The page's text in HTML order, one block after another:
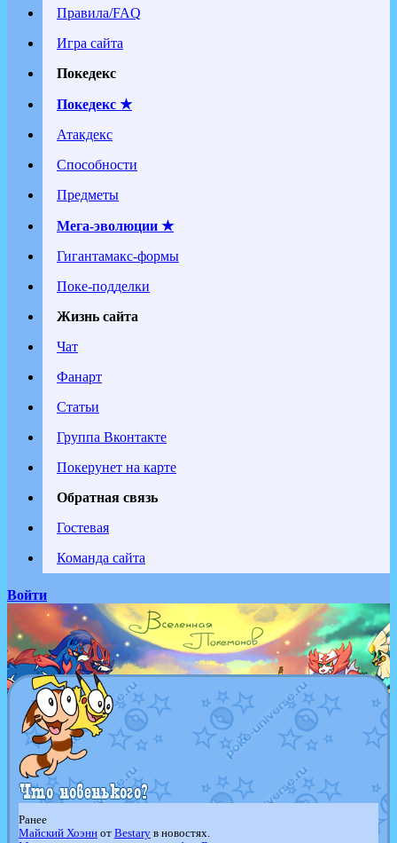
Правила/FAQ
Игра сайта
Покедекс
Покедекс ★
Атакдекс
Способности
Предметы
Мега-эволюции ★
Гигантамакс-формы
Поке-подделки
Жизнь сайта
Чат
Фанарт
Статьи
Группа Вконтакте
Покерунет на карте
Обратная связь
Гостевая
Команда сайта
Войти
Ранее
Майский Хоэннот Bestaryв новостях.